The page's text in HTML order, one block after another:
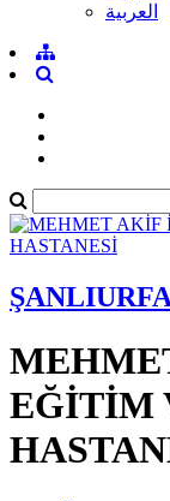
العربية
EĞİTİM